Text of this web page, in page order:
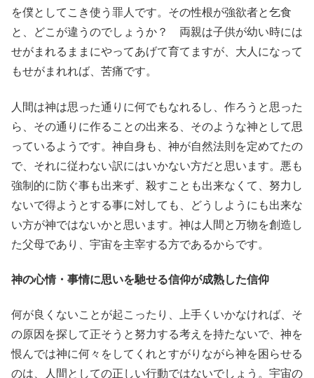
を僕としてこき使う罪人です。その性根が強欲者と乞食
と、どこが違うのでしょうか？ 両親は子供が幼い時には
せがまれるままにやってあげて育てますが、大人になって
もせがまれれば、苦痛です。
人間は神は思った通りに何でもなれるし、作ろうと思った
ら、その通りに作ることの出来る、そのような神として思
っているようです。神自身も、神が自然法則を定めてたの
で、それに従わない訳にはいかない方だと思います。悪も
強制的に防ぐ事も出来ず、殺すことも出来なくて、努力し
ないで得ようとする事に対しても、どうしようにも出来な
い方が神ではないかと思います。神は人間と万物を創造し
た父母であり、宇宙を主宰する方であるからです。
神の心情・事情に思いを馳せる信仰が成熟した信仰
何が良くないことが起こったり、上手くいかなければ、そ
の原因を探して正そうと努力する考えを持たないで、神を
恨んでは神に何々をしてくれとすがりながら神を困らせる
のは、人間としての正しい行動ではないでしょう。宇宙の